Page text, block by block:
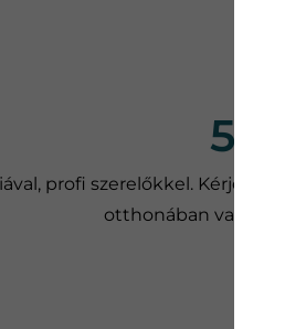
5
profi szerelőkkel. Kérje
otthonában vagy